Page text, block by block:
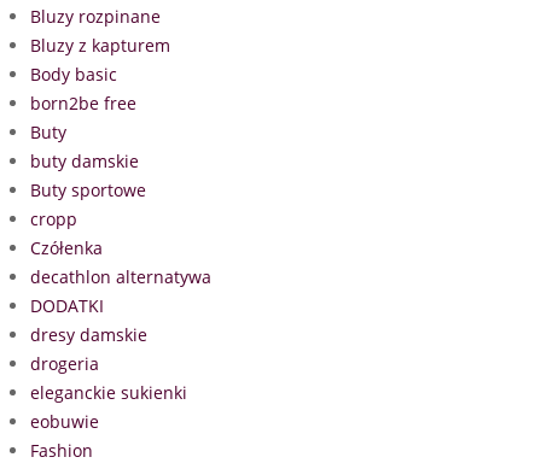
Bluzy rozpinane
Bluzy z kapturem
Body basic
born2be free
Buty
buty damskie
Buty sportowe
cropp
Czółenka
decathlon alternatywa
DODATKI
dresy damskie
drogeria
eleganckie sukienki
eobuwie
Fashion